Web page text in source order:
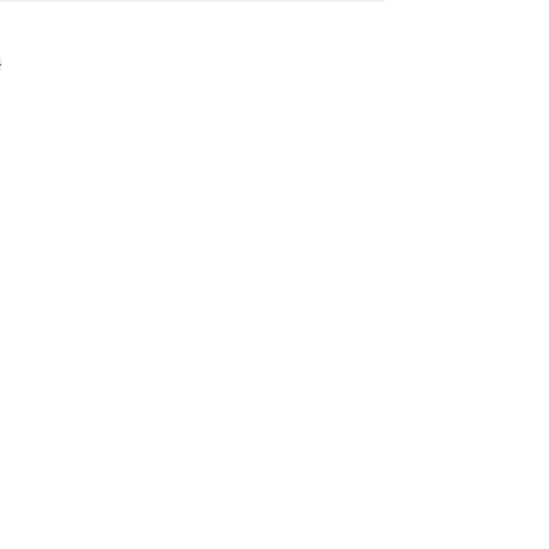
意坐姿與站姿，避免經常給腰椎過大壓力。 持續進行瑜珈伸展，慢慢將筋拉開。 鍛鍊核心肌
物和治療。 4.照護措施 · 培養運動習慣 · 飲食保養，少吃冰冷的食物 用黑糖泡在温熱的水可緩